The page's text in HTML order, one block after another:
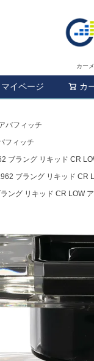
カー
マイページ カ
バフィッチ
フィッチ
ブラング リキッド CR
ブラング リキッド CR
ング リキッド CR LOW